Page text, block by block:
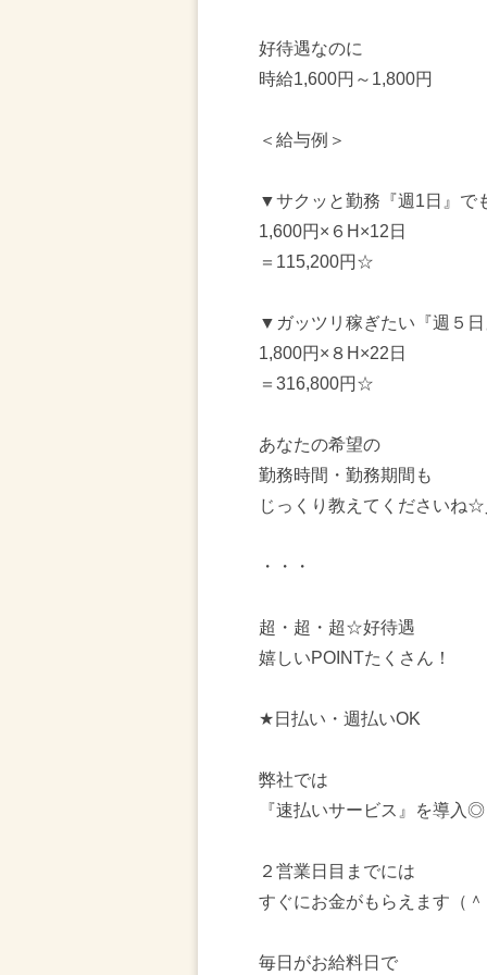
好待遇なのに
時給1,600円～1,800円
＜給与例＞
▼サクッと勤務『週1日』で
1,600円×６H×12日
＝115,200円☆
▼ガッツリ稼ぎたい『週５
1,800円×８H×22日
＝316,800円☆
あなたの希望の
勤務時間・勤務期間も
じっくり教えてくださいね
・・・
超・超・超☆好待遇
嬉しいPOINTたくさん！
★日払い・週払いOK
弊社では
『速払いサービス』を導入◎
２営業日目までには
すぐにお金がもらえます（
毎日がお給料日で